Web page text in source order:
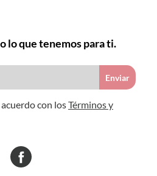
lo que tenemos para ti.
Enviar
con losTérminos y